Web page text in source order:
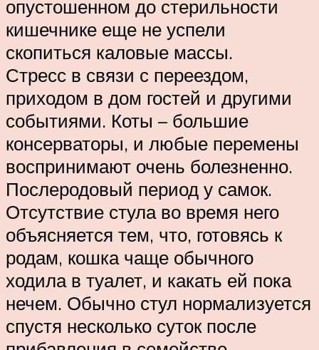
опустошенном до стерильности
кишечнике еще не успели
скопиться каловые массы.
Стресс в связи с переездом,
приходом в дом гостей и другими
событиями. Коты – большие
консерваторы, и любые перемены
воспринимают очень болезненно.
Послеродовый период у самок.
Отсутствие стула во время него
объясняется тем, что, готовясь к
родам, кошка чаще обычного
ходила в туалет, и какать ей пока
нечем. Обычно стул нормализуется
спустя несколько суток после